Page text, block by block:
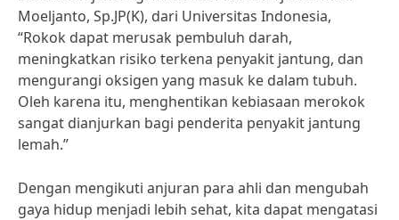
Moeljanto, Sp.JP(K), dari Universitas Indonesia,
“Rokok dapat merusak pembuluh darah,
meningkatkan risiko terkena penyakit jantung, dan
mengurangi oksigen yang masuk ke dalam tubuh.
Oleh karena itu, menghentikan kebiasaan merokok
sangat dianjurkan bagi penderita penyakit jantung
lemah.”
Dengan mengikuti anjuran para ahli dan mengubah
gaya hidup menjadi lebih sehat, kita dapat mengatasi